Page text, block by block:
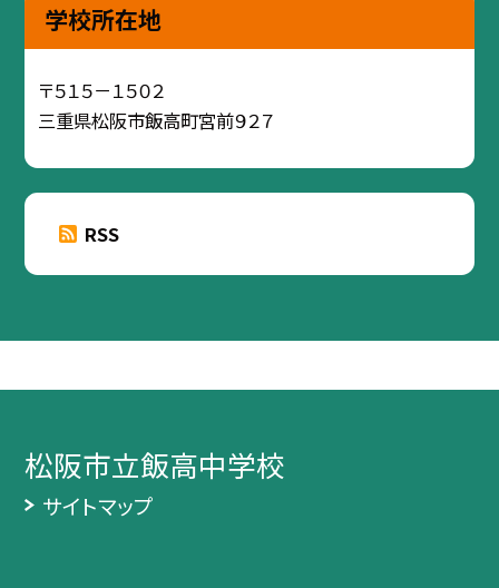
学校所在地
〒５１５－１５０２
三重県松阪市飯高町宮前９２７
RSS
松阪市立飯高中学校
サイトマップ